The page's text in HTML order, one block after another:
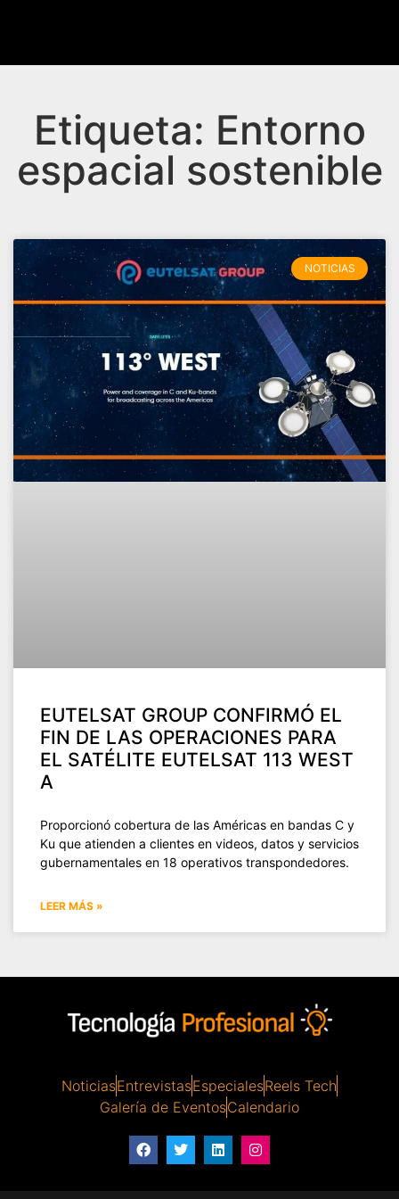
Etiqueta: Entorno
espacial sostenible
NOTICIAS
EUTELSAT GROUP CONFIRMÓ EL
FIN DE LAS OPERACIONES PARA
EL SATÉLITE EUTELSAT 113 WEST
A
Proporcionó cobertura de las Américas en bandas C y
Ku que atienden a clientes en videos, datos y servicios
gubernamentales en 18 operativos transpondedores.
LEER MÁS »
NoticiasEntrevistasEspecialesReels Tech
Galería de EventosCalendario